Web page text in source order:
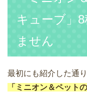
キューブ」
ません
最初にも紹介した通り
「ミニオン＆ペット